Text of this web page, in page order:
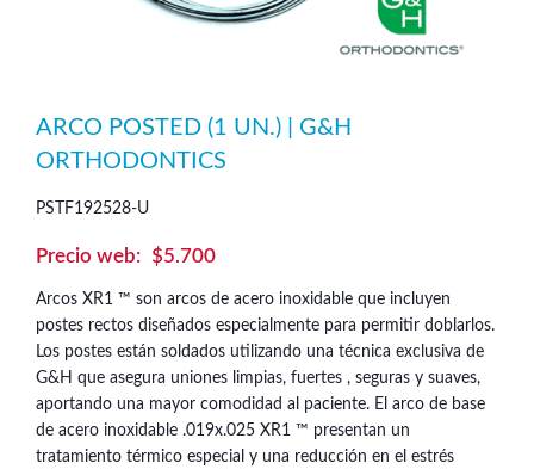
ARCO POSTED (1 UN.) | G&H
ORTHODONTICS
PSTF192528-U
$5.700
Arcos XR1 ™ son arcos de acero inoxidable que incluyen
postes rectos diseñados especialmente para permitir doblarlos.
Los postes están soldados utilizando una técnica exclusiva de
G&H que asegura uniones limpias, fuertes , seguras y suaves,
aportando una mayor comodidad al paciente. El arco de base
de acero inoxidable .019x.025 XR1 ™ presentan un
tratamiento térmico especial y una reducción en el estrés